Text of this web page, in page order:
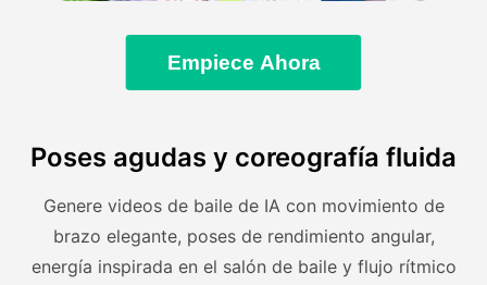
Empiece Ahora
Poses agudas y coreografía fluida
Genere videos de baile de IA con movimiento de
brazo elegante, poses de rendimiento angular,
energía inspirada en el salón de baile y flujo rítmico